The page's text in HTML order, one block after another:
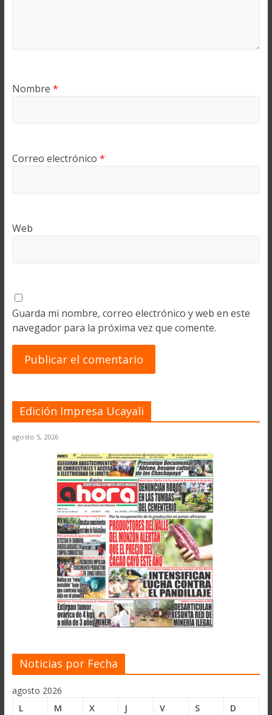
Nombre *
Correo electrónico *
Web
Guarda mi nombre, correo electrónico y web en este
navegador para la próxima vez que comente.
Edición Impresa Ucayali
agosto 5, 2026
Noticias por Fecha
agosto 2026
L
M X J V S
D